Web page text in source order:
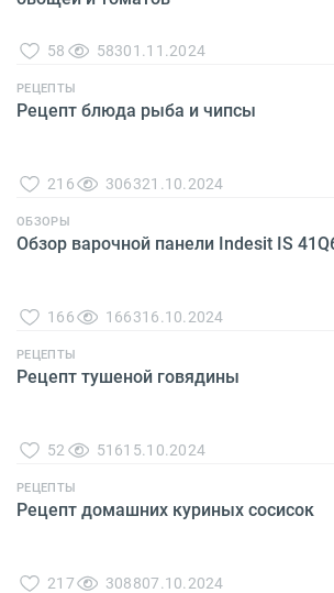
58 58301.11.2024
РЕЦЕПТЫ
Рецепт блюда рыба и чипсы
216 306321.10.2024
ОБЗОРЫ
Обзор варочной панели Indesit IS
166 166316.10.2024
РЕЦЕПТЫ
Рецепт тушеной говядины
52 51615.10.2024
РЕЦЕПТЫ
Рецепт домашних куриных сосисок
217 308807.10.2024